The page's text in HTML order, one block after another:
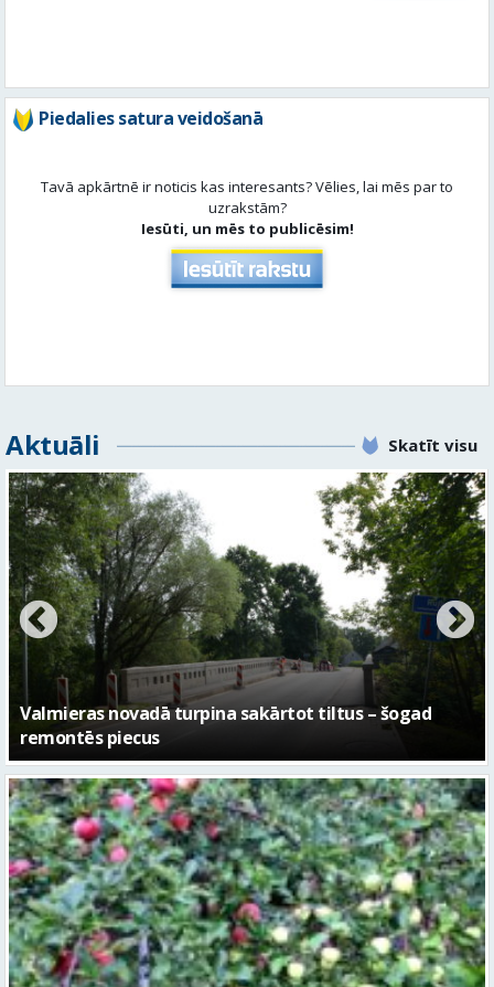
Piedalies satura veidošanā
Tavā apkārtnē ir noticis kas interesants? Vēlies, lai mēs par to
uzrakstām?
Iesūti, un mēs to publicēsim!
Aktuāli Skatīt visu
No pagaidu teātra līdz laikmetīgās kultūras centram
– kā attīstīsies “Kurtuve”